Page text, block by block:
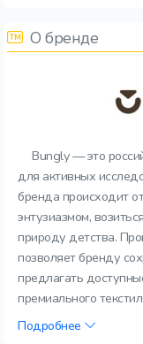
О бренде
Bungly — это
для активных
бренда происходит
энтузиазмом,
природу детства.
позволяет бренду
предлагать
премиального
Подробнее